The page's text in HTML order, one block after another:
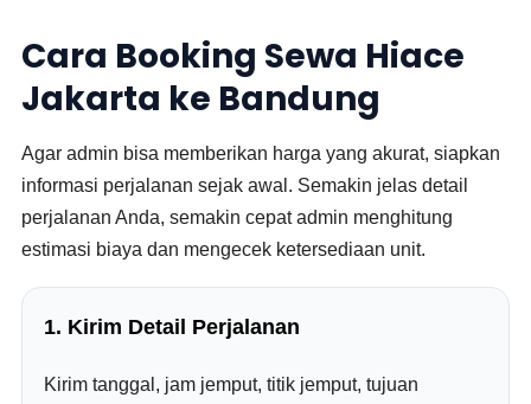
Cara Booking Sewa Hiace
Jakarta ke Bandung
Agar admin bisa memberikan harga yang akurat, siapkan
informasi perjalanan sejak awal. Semakin jelas detail
perjalanan Anda, semakin cepat admin menghitung
estimasi biaya dan mengecek ketersediaan unit.
1. Kirim Detail Perjalanan
Kirim tanggal, jam jemput, titik jemput, tujuan